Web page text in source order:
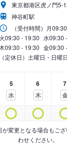
東京都港区虎ノ門5-
神谷町駅
（受付時間） 月
火09:30 - 19:30 水09:30
木09:30 - 19:30 金09:30
（定休日）土曜日・日曜
5
水
6
木
7
変更となる場合もご
わせください。